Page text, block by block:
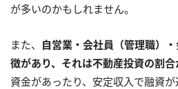
が多いのかもしれません。
また、 自営業・会社員（管理職）
徴があり、それは不動産投資の割合
資金があったり、安定収入で融資